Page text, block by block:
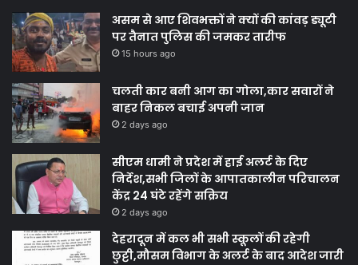
असम से आए शिवभक्तों ने क्यों की कांवड़ ड्यूटी
पर तैनात पुलिस की जमकर तारीफ
15 hours ago
चलती कार बनी आग का गोला,कार सवारों ने
बाहर निकल बचाई अपनी जान
2 days ago
सीएम धामी ने प्रदेश में हाई अलर्ट के दिए
निर्देश,सभी जिलों के आपातकालीन परिचालन
केंद्र 24 घंटे रहेंगे सक्रिय
2 days ago
देहरादून में कल भी सभी स्कूलों की रहेगी
छुट्टी,मौसम विभाग के अलर्ट के बाद आदेश जारी